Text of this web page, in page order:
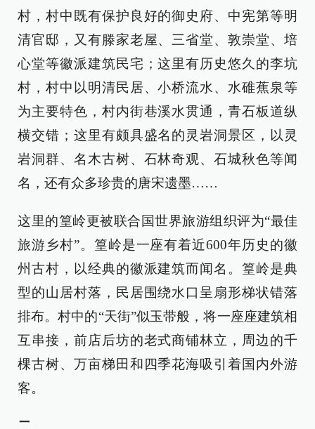
村，村中既有保护良好的御史府、中宪第等明
清官邸，又有滕家老屋、三省堂、敦崇堂、培
心堂等徽派建筑民宅；这里有历史悠久的李坑
村，村中以明清民居、小桥流水、水碓蕉泉等
为主要特色，村内街巷溪水贯通，青石板道纵
横交错；这里有颇具盛名的灵岩洞景区，以灵
岩洞群、名木古树、石林奇观、石城秋色等闻
名，还有众多珍贵的唐宋遗墨……
这里的篁岭更被联合国世界旅游组织评为“最佳
旅游乡村”。篁岭是一座有着近600年历史的徽
州古村，以经典的徽派建筑而闻名。篁岭是典
型的山居村落，民居围绕水口呈扇形梯状错落
排布。村中的“天街”似玉带般，将一座座建筑相
互串接，前店后坊的老式商铺林立，周边的千
棵古树、万亩梯田和四季花海吸引着国内外游
客。
二